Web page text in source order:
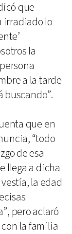
que
irradiado lo
la
a la tarde
buscando”.
que en
“todo
de esa
llega a dicha
la edad
pero aclaró
la familia